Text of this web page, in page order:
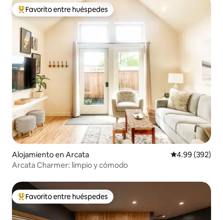
Favorito entre huéspedes preferido
Favorito entre huéspedes
Alojamiento en Arcata Calificación
4.99 (392)
Arcata Charmer: limpio y cómodo
Favorito entre huéspedes preferido
Favorito entre huéspedes